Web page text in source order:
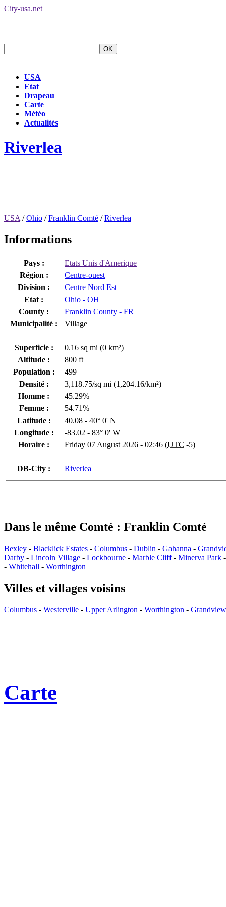
City-usa.net
USA
Etat
Drapeau
Carte
Météo
Actualités
Riverlea
USA /Ohio /Franklin Comté /Riverlea
Informations
Pays :
Etats Unis d'Amerique
Région :
Centre-ouest
Division :
Centre Nord Est
Etat :
Ohio - OH
County :
Franklin County - FR
Municipalité :
Village
Superficie :
0.16 sq mi (0 km²)
Altitude :
800 ft
Population :
499
Densité :
3,118.75/sq mi (1,204.16/km²)
Homme :
45.29%
Femme :
54.71%
Latitude :
40.08 - 40° 0' N
Longitude :
-83.02 - 83° 0' W
Horaire :
Friday 07 August 2026 - 02:46 (UTC -5)
DB-City : Riverlea
Dans le même Comté : Franklin Comté
Bexley - Blacklick Estates - Columbus - Dublin - Gahanna -
Darby - Lincoln Village - Lockbourne - Marble Cliff- Minerva Park
- Whitehall - Worthington
Villes et villages voisins
Columbus - Westerville - Upper Arlington - Worthington -
Carte